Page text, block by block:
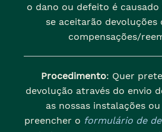
o dano ou defeito é
se aceitarão devoluções
compensações/
Procedimento: Quer
devolução através do envio
as nossas instalações
preencher o formulário de